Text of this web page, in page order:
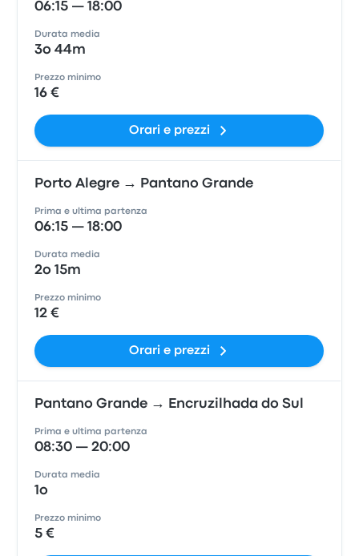
06:15 — 18:00
Durata media
3o 44m
Prezzo minimo
16 €
Orari e prezzi
Porto Alegre → Pantano Grande
Prima e ultima partenza
06:15 — 18:00
Durata media
2o 15m
Prezzo minimo
12 €
Orari e prezzi
Pantano Grande → Encruzilhada do Sul
Prima e ultima partenza
08:30 — 20:00
Durata media
1o
Prezzo minimo
5 €